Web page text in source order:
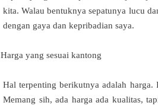
kita. Walau bentuknya sepatunya lucu
dengan gaya dan kepribadian saya.
Harga yang sesuai kantong
Hal terpenting berikutnya adalah
Memang sih, ada harga ada kualitas,